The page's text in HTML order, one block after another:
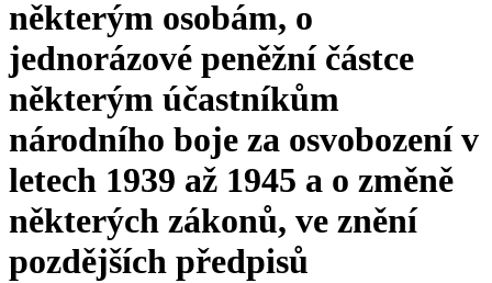
některým osobám, o
jednorázové peněžní částce
některým účastníkům
národního boje za osvobození v
letech 1939 až 1945 a o změně
některých zákonů, ve znění
pozdějších předpisů